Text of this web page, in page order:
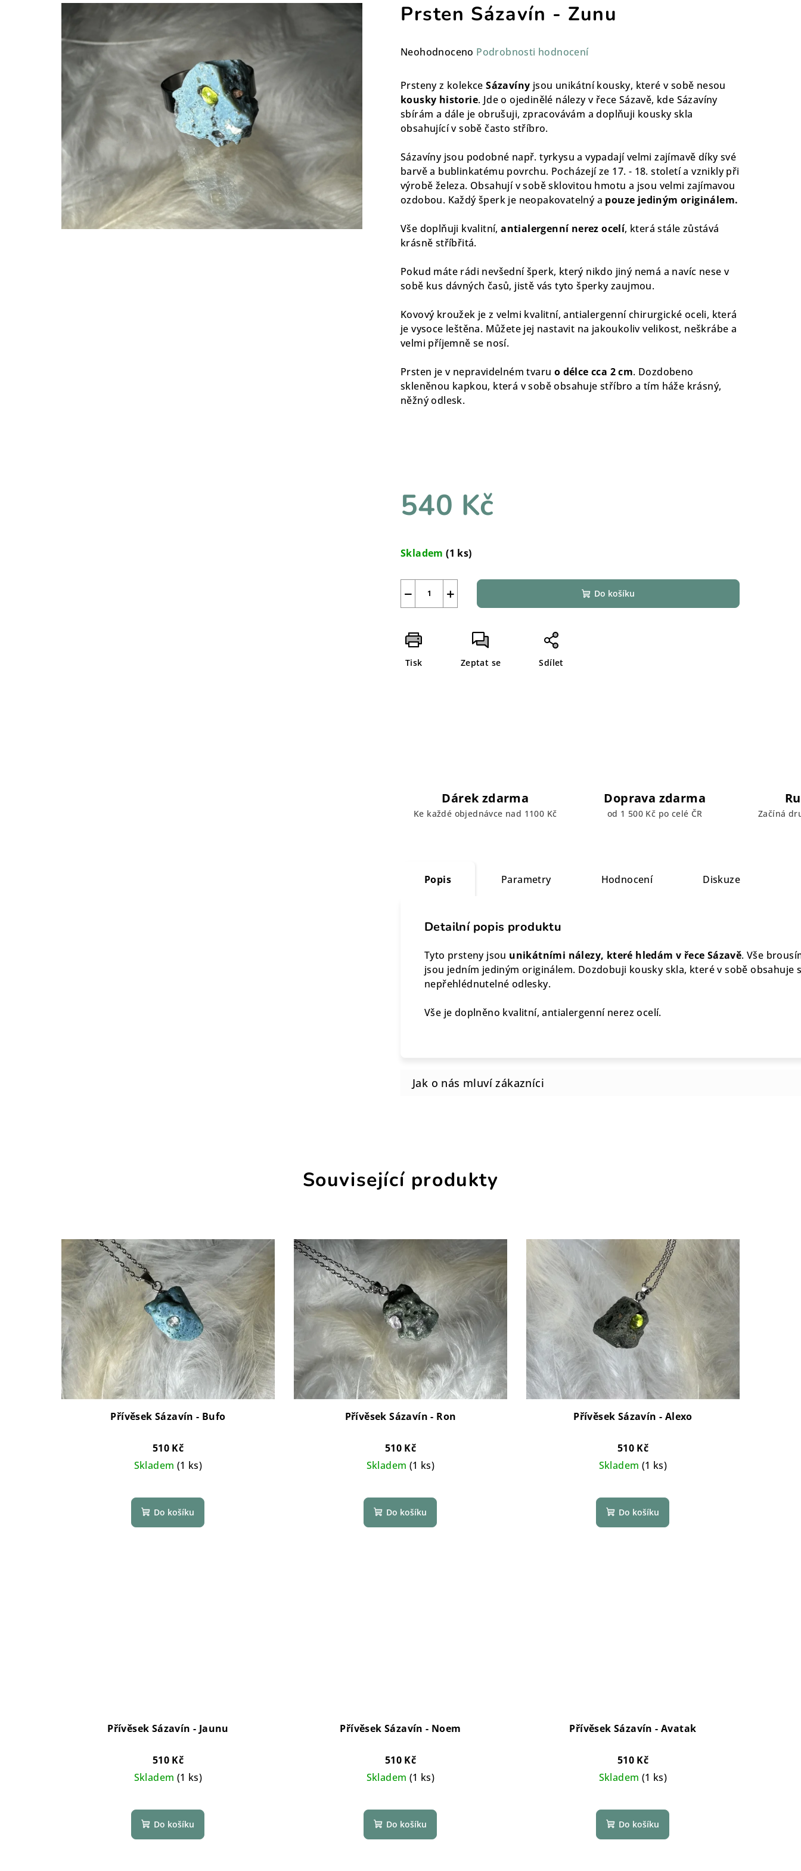
Prsten Sázavín - Zunu
Průměrné
produktu
je
0,0
hvězdiček.
Neohodnoceno Podrobnosti hodnocení
Prsteny z kolekce Sázavíny jsou unikátní kousky, které v sobě nesou
kousky historie. Jde o ojedinělé nálezy v řece Sázavě, kde Sázavíny
sbírám a dále je obrušuji, zpracovávám a doplňuji kousky skla
obsahující v sobě často stříbro.
Sázavíny jsou podobné např. tyrkysu a vypadají velmi zajímavě díky své
barvě a bublinkatému povrchu. Pocházejí ze 17. - 18. století a vznikly při
výrobě železa. Obsahují v sobě sklovitou hmotu a jsou velmi zajímavou
ozdobou. Každý šperk je neopakovatelný a pouze jediným originálem.
Vše doplňuji kvalitní,antialergenní nerez ocelí, která stále zůstává
krásně stříbřitá.
Pokud máte rádi nevšední šperk, který nikdo jiný nemá a navíc nese v
sobě kus dávných časů, jistě vás tyto šperky zaujmou.
Kovový kroužek je z velmi kvalitní, antialergenní chirurgické oceli, která
je vysoce leštěna. Můžete jej nastavit na jakoukoliv velikost, neškrábe a
velmi příjemně se nosí.
Prsten je v nepravidelném tvaru o délce cca 2 cm. Dozdobeno
skleněnou kapkou, která v sobě obsahuje stříbro a tím háže krásný,
něžný odlesk.
540 Kč
cena:
Skladem(1 ks)
+
− Do košíku
Tisk Zeptat se Sdílet
Dárek zdarma
Ke každé objednávce nad 1100 Kč
Doprava zdarma
od 1 500 Kč po celé ČR Začíná
Popis Parametry Hodnocení Diskuze
Detailní popis produktu
Tyto prsteny jsou unikátními nálezy, které hledám v řece Sázavě. Vše
jsou jedním jediným originálem. Dozdobuji kousky skla, které v sobě
nepřehlédnutelné odlesky.
Vše je doplněno kvalitní, antialergenní nerez ocelí.
Související produkty
Přívěsek Sázavín - Bufo
510 Kč
Skladem (1 ks)
Do košíku
Přívěsek Sázavín - Ron
510 Kč
Skladem (1 ks)
Do košíku
Přívěsek Sázavín - Alexo
510 Kč
Skladem (1 ks)
Do košíku
Přívěsek Sázavín - Jaunu
510 Kč
Skladem (1 ks)
Do košíku
Přívěsek Sázavín - Noem
510 Kč
Skladem (1 ks)
Do košíku
Přívěsek Sázavín - Avatak
510 Kč
Skladem (1 ks)
Do košíku